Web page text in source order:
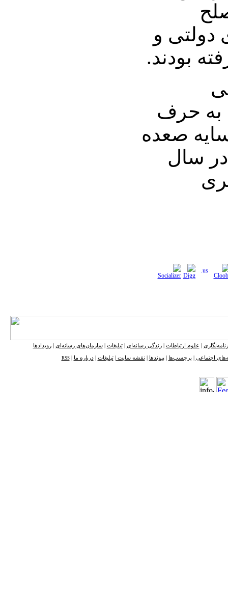
دولتی و
بودند.
به حرف
صعده
سال
علوم ارتباطات |زندگی رسانه‌ای |تبلیغات سازمان‌های رسانه‌ای |رویدادها
اجتماعی برچسب‌ها پیوندها نقشه ‌سایت تبلیغات |درباره ما |
RSS